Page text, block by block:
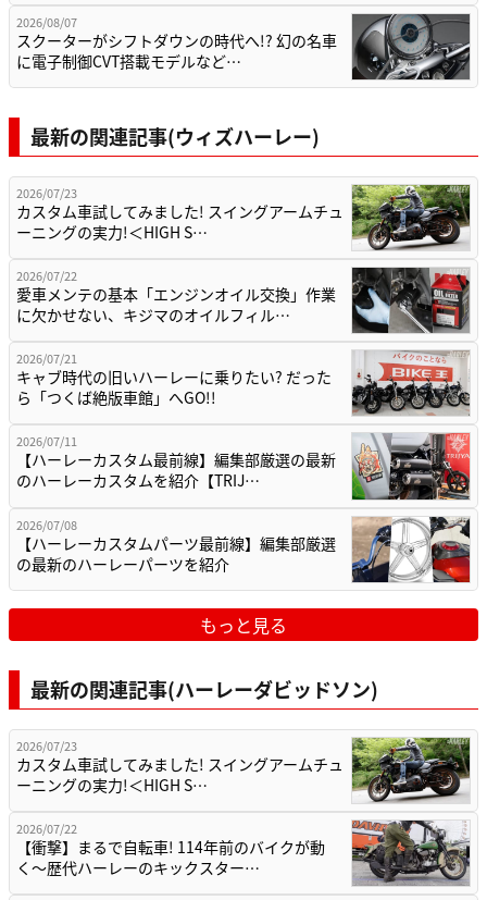
2026/08/07
スクーターがシフトダウンの時代へ!? 幻の名車
に電子制御CVT搭載モデルなど…
最新の関連記事(ウィズハーレー)
2026/07/23
カスタム車試してみました! スイングアームチュ
ーニングの実力!＜HIGH S…
2026/07/22
愛車メンテの基本「エンジンオイル交換」作業
に欠かせない、キジマのオイルフィル…
2026/07/21
キャブ時代の旧いハーレーに乗りたい? だった
ら「つくば絶版車館」へGO!!
2026/07/11
【ハーレーカスタム最前線】編集部厳選の最新
のハーレーカスタムを紹介【TRIJ…
2026/07/08
【ハーレーカスタムパーツ最前線】編集部厳選
の最新のハーレーパーツを紹介
もっと見る
最新の関連記事(ハーレーダビッドソン)
2026/07/23
カスタム車試してみました! スイングアームチュ
ーニングの実力!＜HIGH S…
2026/07/22
【衝撃】まるで自転車! 114年前のバイクが動
く〜歴代ハーレーのキックスター…